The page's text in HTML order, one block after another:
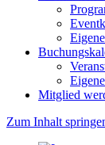
Mitglied
Zum Inhalt